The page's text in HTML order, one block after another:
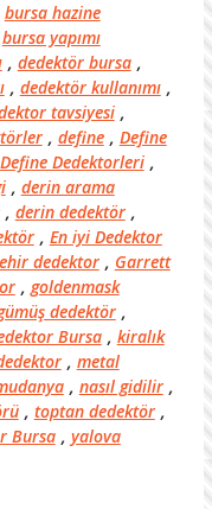
bursa hazine
bursa yapımı
, dedektör bursa ,
, dedektör kullanımı ,
tavsiyesi ,
, define , Define
Define Dedektorleri ,
, derin arama
, derin dedektör ,
, En iyi Dedektor
dedektor , Garrett
, goldenmask
dedektör ,
Bursa , kiralık
, metal
, nasıl gidilir ,
, toptan dedektör ,
Bursa , yalova